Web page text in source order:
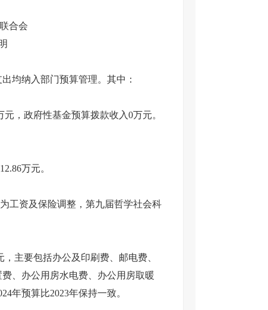
合会
均纳入部门预算管理。其中：
，政府性基金预算拨款收入0万元。
万元。
工资及保险调整，第九届哲学社会科
主要包括办公及印刷费、邮电费、
、办公用房水电费、办公用房取暖
年预算比2023年保持一致。